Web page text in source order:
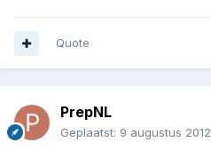
Quote
PrepNL
Geplaatst: 9 augustus 2012